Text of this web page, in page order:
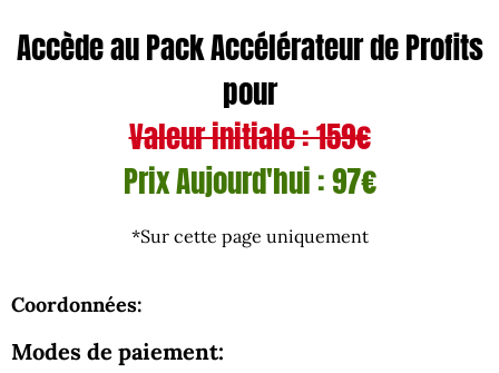
Accède au Pack Accélérateur de Profits
pour
Valeur initiale : 159€
Prix Aujourd'hui : 97€
*Sur cette page uniquement
Coordonnées:
Modes de paiement: